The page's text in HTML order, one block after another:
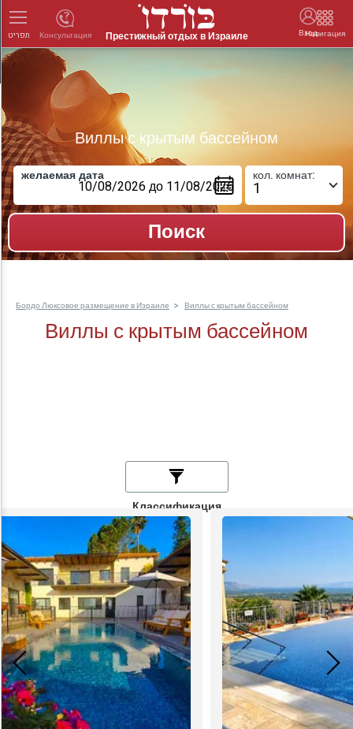
תפריט Престижный отдых в Израиле Вход
Навигация
Консультация
Виллы с крытым бассейном
желаемая дата кол. комнат:
Бордо Люксовое размещение в Израиле Виллы с крытым бассейном
Виллы с крытым бассейном
Классификация